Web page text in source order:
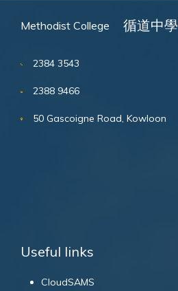
Methodist College 循道中學
2384 3543
2388 9466
50 Gascoigne Road, Kowloon
Useful links
CloudSAMS